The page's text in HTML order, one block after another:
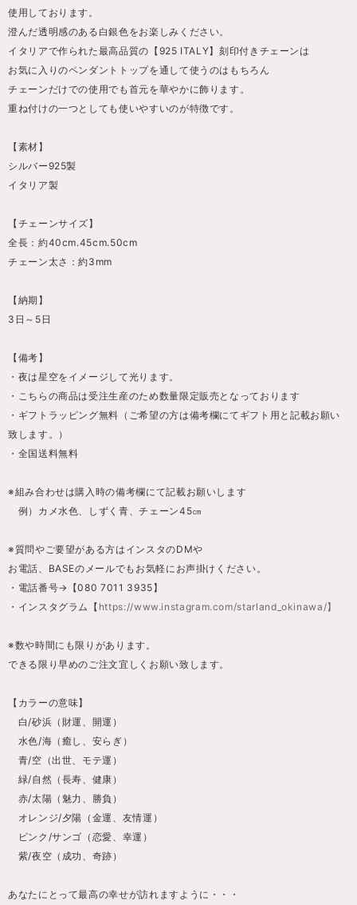
使用しております。
澄んだ透明感のある白銀色をお楽しみください。
イタリアで作られた最高品質の【925 ITALY】刻印付きチェーンは
お気に入りのペンダントトップを通して使うのはもちろん
チェーンだけでの使用でも首元を華やかに飾ります。
重ね付けの一つとしても使いやすいのが特徴です。
【素材】
シルバー925製
イタリア製
【チェーンサイズ】
全長：約40cm.45cm.50cm
チェーン太さ：約3mm
【納期】
3日～5日
【備考】
・夜は星空をイメージして光ります。
・こちらの商品は受注生産のため数量限定販売となっております
・ギフトラッピング無料（ご希望の方は備考欄にてギフト用と記載お願い
致します。）
・全国送料無料
※組み合わせは購入時の備考欄にて記載お願いします
例）カメ水色、しずく青、チェーン45㎝
※質問やご要望がある方はインスタのDMや
お電話、BASEのメールでもお気軽にお声掛けください。
・電話番号→【080 7011 3935】
・インスタグラム【 https://www.instagram.com/starland_okinawa/】
※数や時間にも限りがあります。
できる限り早めのご注文宜しくお願い致します。
【カラーの意味】
白/砂浜（財運、開運）
水色/海（癒し、安らぎ）
青/空（出世、モテ運）
緑/自然（長寿、健康）
赤/太陽（魅力、勝負）
オレンジ/夕陽（金運、友情運）
ピンク/サンゴ（恋愛、幸運）
紫/夜空（成功、奇跡）
あなたにとって最高の幸せが訪れますように・・・